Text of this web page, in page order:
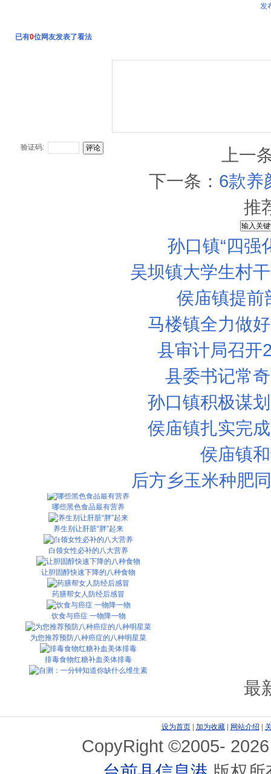
发
已有0位网友发表了看法
验证码:
上一
下一条： 6款养
推
孙口镇“四强
吴坝镇大学生村
侯庙镇提前
马楼镇全力做
县审计局召开
县委书记常
孙口镇积极谋
侯庙镇扎实完
侯庙镇
后方乡玉米种肥
哪些黑色食品最有营养
养生别让肝脏“胖”起来
白领女性必补的八大营养
让胆固醇快速下降的八种食物
药膳帮女人防经后感冒
饮食与癌症 一物降一物
为您推荐预防八种癌症的八种明星菜
排毒食物红糖补血美体排毒
最
设为首页| 加为收藏| 网站介绍 |
CopyRight ©2005-